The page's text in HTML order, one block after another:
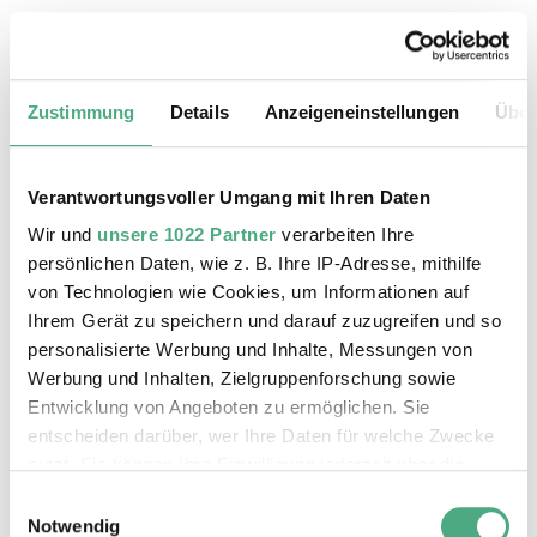
Zustimmung Details Anzeigeneinstellungen
Verantwortungsvoller Umgang mit Ihren Daten
Wir und unsere 1022 Partner verarbeiten Ihre
persönlichen Daten, wie z. B. Ihre IP-Adresse, mithilfe
von Technologien wie Cookies, um Informationen auf
Ihrem Gerät zu speichern und darauf zuzugreifen und so
personalisierte Werbung und Inhalte, Messungen von
Werbung und Inhalten, Zielgruppenforschung sowie
Entwicklung von Angeboten zu ermöglichen. Sie
entscheiden darüber, wer Ihre Daten für welche Zwecke
Trigger Symbol ändern oder widerrufen
Notwendig
ÖFFENTLICHE FÜHRUNG
Der Erzschrägaufzug der Völklinger Hütte mit
Copyright: Weltkulturerbe Völklinger Hütte | Karl
©
Das Weltkulturerbe Völklinger Hütte